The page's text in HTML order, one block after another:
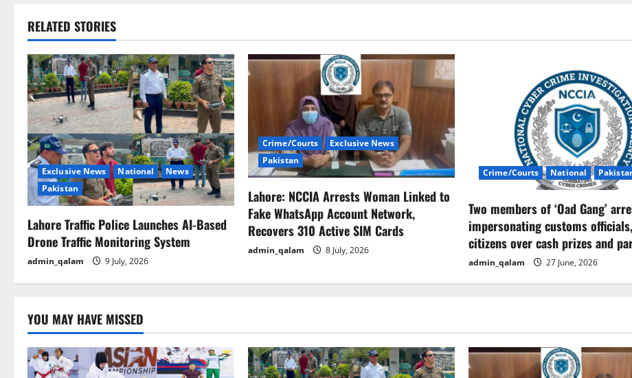
n
a
v
i
g
a
t
i
o
RELATED STORIES
Exclusive News National
News
Pakistan
Lahore Traffic Police Launches AI-Based
Drone Traffic Monitoring System
admin_qalam 9 July, 2026
Crime/Courts
Exclusive News
Pakistan
Lahore: NCCIA Arrests Woman Linked to
Fake WhatsApp Account Network,
Recovers 310 Active SIM Cards
admin_qalam 8 July, 2026
Crime/Courts National
Two members of ‘Oad Gang’
impersonating customs
citizens over cash prizes and
admin_qalam 27 June, 2026
YOU MAY HAVE MISSED